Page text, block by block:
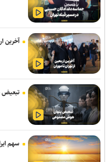
هدف‌گذاری شده است
امروز پنجشنبه نبض ترافیک پایتخت
از کشورهای مختلف خدمت‌رسانی کرد
حادثه در دست بررسی است
سامانه تخصصی قوانین تأمین
افزایش احتمال انتقال
دام/ کنترل تب دنگی از مالاریا
آخرین
تبعیض
سهم